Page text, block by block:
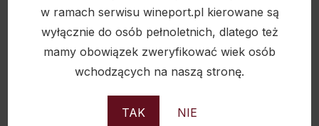
w ramach serwisu wineport.pl kierowane są
wyłącznie do osób pełnoletnich, dlatego też
mamy obowiązek zweryfikować wiek osób
wchodzących na naszą stronę.
TAK NIE